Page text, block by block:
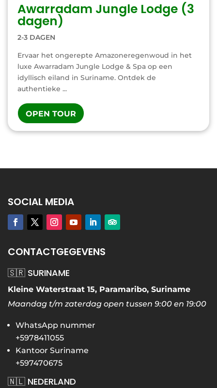
Awarradam Jungle Lodge (3
dagen)
2-3 DAGEN
Ervaar het ongerepte Amazoneregenwoud in het
luxe Awarradam Jungle Lodge & Spa op een
idyllisch eiland in Suriname. Ontdek de
authentieke ...
OPEN TOUR
SOCIAL MEDIA
CONTACTGEGEVENS
🇸🇷 SURINAME
Kleine Waterstraat 15, Paramaribo, Suriname
Maandag t/m zaterdag open tussen 9:00 en 19:00
WhatsApp nummer
+5978411055
Kantoor Suriname
+597470675
🇳🇱 NEDERLAND